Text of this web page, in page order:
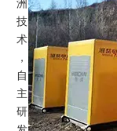
洲
技
术
，
自
主
研